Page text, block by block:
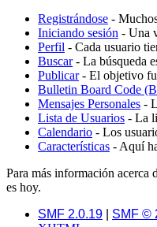
Registrándose -
Iniciando sesión - Una
Perfil - Cada usuario
Buscar- La búsqueda
Publicar- El objetivo
Bulletin Board Code
Mensajes Personales -
Lista de Usuarios - La
Calendario - Los
Características - Aquí
Para más información acerca
es hoy.
SMF 2.0.19
SMF ©